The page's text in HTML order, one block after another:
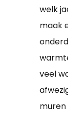
welk
maak
veel
muren